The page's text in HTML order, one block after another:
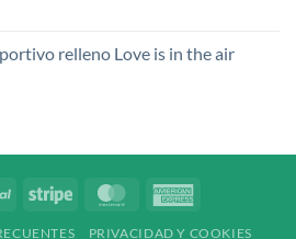
relleno Love is in the air
PayPal Stripe MasterCard
PRIVACIDAD Y COOKIES